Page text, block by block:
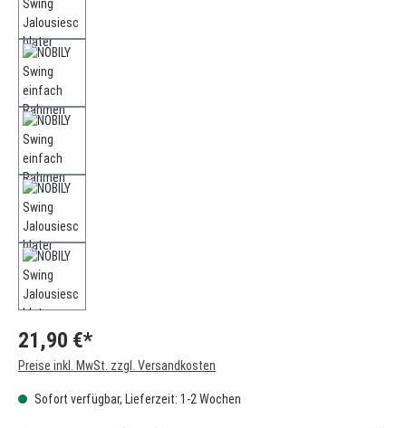
21,90 €*
Preise inkl. MwSt. zzgl. Versandkosten
Sofort verfügbar, Lieferzeit: 1-2 Wochen